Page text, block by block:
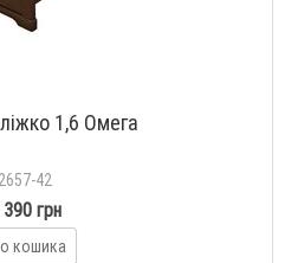
1,6 Омега
42
грн
кошика